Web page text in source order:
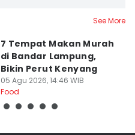
See More
7 Tempat Makan Murah
di Bandar Lampung,
Bikin Perut Kenyang
05 Agu 2026, 14:46 WIB
Food